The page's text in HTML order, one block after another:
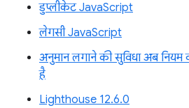
डुप्लीकेट JavaScript
लेगसी JavaScript
अनुमान लगाने की सुविधा अब
है
Lighthouse 12.6.0